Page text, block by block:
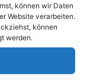
können wir Daten
Website verarbeiten.
können
werden.
schließlich